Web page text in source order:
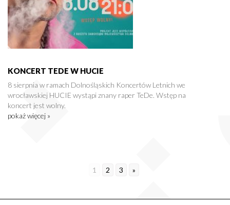
KONCERT TEDE W HUCIE
8 sierpnia w ramach Dolnośląskich Koncertów Letnich we
wrocławskiej HUCIE wystąpi znany raper TeDe. Wstęp na
koncert jest wolny.
pokaż więcej »
1 2 3 »